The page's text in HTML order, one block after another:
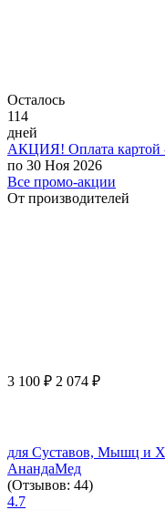
Осталось
114
дней
АКЦИЯ! Оплата картой
по 30 Ноя 2026
Все промо-акции
От производителей
3 100 ₽ 2 074 ₽
для Суставов, Мышц и
АнандаМед
(Отзывов: 44)
4.7